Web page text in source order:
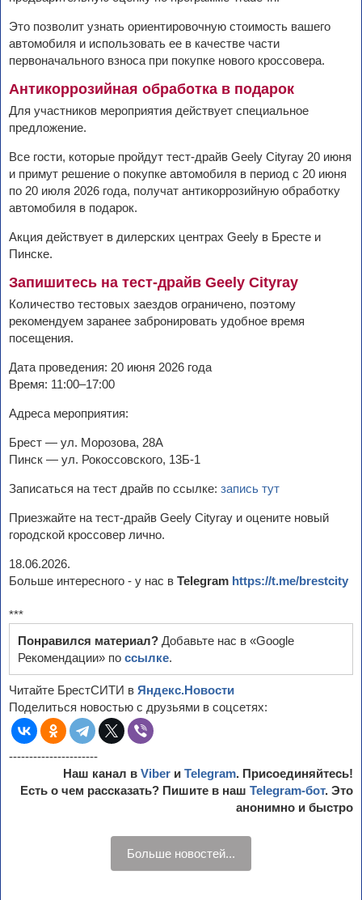
Это позволит узнать ориентировочную стоимость вашего
автомобиля и использовать ее в качестве части
первоначального взноса при покупке нового кроссовера.
Антикоррозийная обработка в подарок
Для участников мероприятия действует специальное
предложение.
Все гости, которые пройдут тест-драйв Geely Cityray 20 июня
и примут решение о покупке автомобиля в период с 20 июня
по 20 июля 2026 года, получат антикоррозийную обработку
автомобиля в подарок.
Акция действует в дилерских центрах Geely в Бресте и
Пинске.
Запишитесь на тест-драйв Geely Cityray
Количество тестовых заездов ограничено, поэтому
рекомендуем заранее забронировать удобное время
посещения.
Дата проведения: 20 июня 2026 года
Время: 11:00–17:00
Адреса мероприятия:
Брест — ул. Морозова, 28А
Пинск — ул. Рокоссовского, 13Б-1
Записаться на тест драйв по ссылке: запись тут
Приезжайте на тест-драйв Geely Cityray и оцените новый
городской кроссовер лично.
18.06.2026.
Больше интересного - у нас в Telegram https://t.me/brestcity
***
Понравился материал? Добавьте нас в «Google
Рекомендации» по ссылке.
Читайте БрестСИТИ в Яндекс.Новости
Поделиться новостью с друзьями в соцсетях:
----------------------
Наш канал в Viber и Telegram. Присоединяйтесь!
Есть о чем рассказать? Пишите в наш Telegram-бот. Это
анонимно и быстро
Больше новостей...